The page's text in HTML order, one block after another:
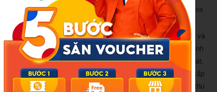
Tên lửa Tomahawk là một trong những vũ khí tấn công tầm xa
chủ lực được Mỹ sử dụng trong chiến dịch tấn công Iran.
Nga và Trung Quốc – hai quốc gia sở hữu vũ khí hạt nhân và
là đồng minh chiến lược của Iran, đã cảnh báo rằng tình hình
tại Trung Đông có thể nhanh chóng vượt khỏi tầm kiểm soát.
Một số nguồn tin thậm chí cho rằng Nga đã bắt đầu cung cấp
thông tin tình báo cho Tehran về vị trí lực lượng Mỹ trong khu